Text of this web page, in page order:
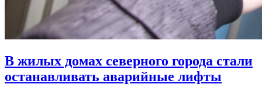
В жилых домах северного города стали
останавливать аварийные лифты